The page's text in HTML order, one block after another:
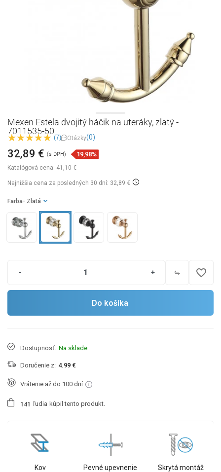
Mexen Estela dvojitý háčik na uteráky, zlatý -
7011535-50
(7) Otázky(0)
Katalógová cena: 41,10 €
32,89 € (s DPH) 19,98%
Najnižšia cena za posledných 30 dní: 32,89 €
Farba - Zlatá
- + favorite_border
Do košíka
Dostupnosť: Na sklade
Doručenie z: 4.99 €
Vrátenie až do 100 dní
1 41 ľudia kúpil tento produkt.
Kov Pevné upevnenie Skrytá montáž